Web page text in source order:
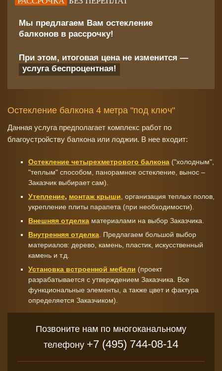
Мы предлагаем Вам остекление
балконов в рассрочку!
При этом, итоговая цена не изменится —
услуга беспроцентная!
Остекление балкона 4 метра "под ключ"
Данная услуга предполагает комплекс работ по
благоустройству балкона или лоджии. В нее входит:
Остекление четырехметрового балкона ("холодным",
"теплым" способом, панорамное остекление, вынос –
Заказчик выбирает сам).
Утепление, монтаж крыши , организация теплых полов,
укрепление плиты парапета (при необходимости).
Внешняя отделка материалами на выбор Заказчика.
Внутренняя отделка . Предлагаем большой выбор
материалов: дерево, камень, пластик, искусственный
камень и т.д.
Установка встроенной мебели (проект
разрабатывается с утверждением Заказчика. Все
функциональные элементы, а также цвет и фактура
определяется Заказчиком).
Позвоните нам по многоканальному
телефону +7 (495) 744-08-14